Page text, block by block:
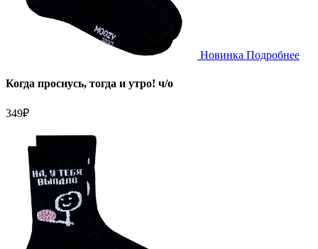
Новинка Подробнее
Когда проснусь, тогда и утро! ч/о
349₽